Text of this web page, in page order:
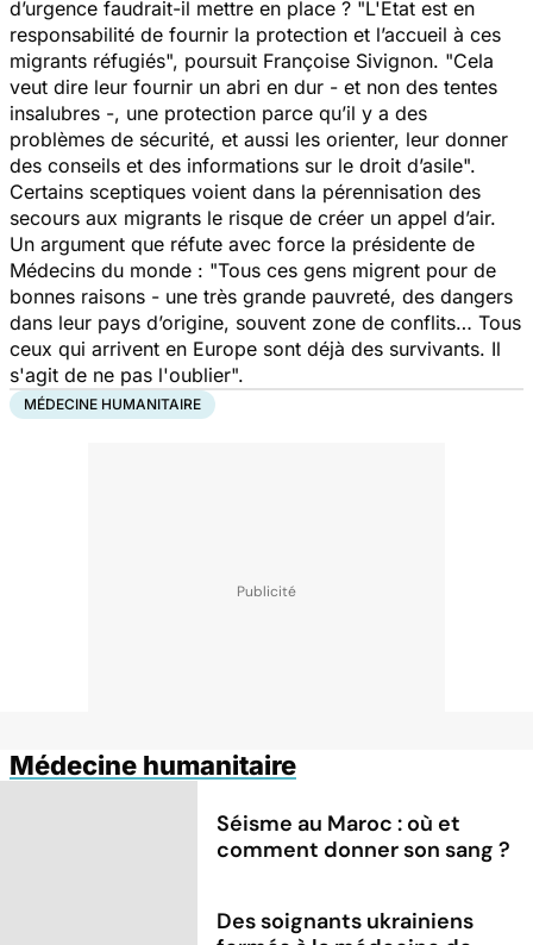
d’urgence faudrait-il mettre en place ? "L'Etat est en
responsabilité de fournir la protection et l’accueil à ces
migrants réfugiés", poursuit Françoise Sivignon. "Cela
veut dire leur fournir un abri en dur - et non des tentes
insalubres -, une protection parce qu’il y a des
problèmes de sécurité, et aussi les orienter, leur donner
des conseils et des informations sur le droit d’asile".
Certains sceptiques voient dans la pérennisation des
secours aux migrants le risque de créer un appel d’air.
Un argument que réfute avec force la présidente de
Médecins du monde : "Tous ces gens migrent pour de
bonnes raisons - une très grande pauvreté, des dangers
dans leur pays d’origine, souvent zone de conflits… Tous
ceux qui arrivent en Europe sont déjà des survivants. Il
s'agit de ne pas l'oublier".
MÉDECINE HUMANITAIRE
Médecine humanitaire
Séisme au Maroc : où et
comment donner son sang ?
Des soignants ukrainiens